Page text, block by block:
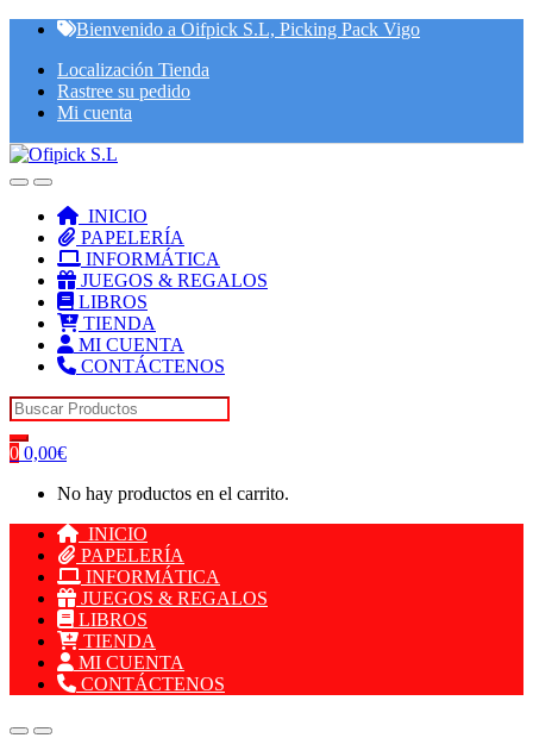
Skip
navigation
Skip
content
Bienvenido a Oifpick S.L, Picking Pack Vigo
Localización Tienda
Rastree su pedido
Mi cuenta
INICIO
PAPELERÍA
INFORMÁTICA
JUEGOS & REGALOS
LIBROS
TIENDA
MI CUENTA
CONTÁCTENOS
Search for:
0 0,00€
No hay productos en el carrito.
INICIO
PAPELERÍA
INFORMÁTICA
JUEGOS & REGALOS
LIBROS
TIENDA
MI CUENTA
CONTÁCTENOS